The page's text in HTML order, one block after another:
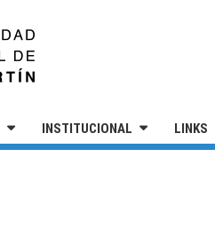
INSTITUCIONAL LINKS